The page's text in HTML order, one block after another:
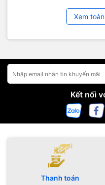
Xem
Kết nối
Thanh toán